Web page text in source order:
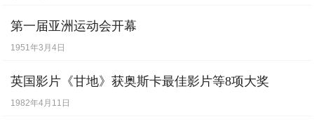
第一届亚洲运动会开幕
1951年3月4日
英国影片《甘地》获奥斯卡最佳影片等8项大奖
1982年4月11日